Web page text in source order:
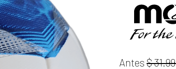
Antes $